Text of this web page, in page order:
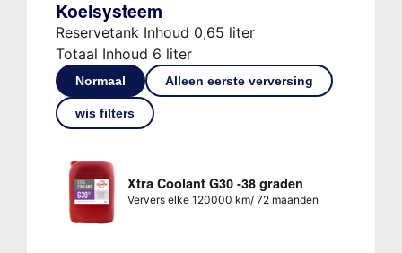
Koelsysteem
Reservetank Inhoud 0,65 liter
Totaal Inhoud 6 liter
Normaal Alleen eerste verversing
wis filters
Xtra Coolant G30 -38 graden
Ververs elke 120000 km/ 72 maanden